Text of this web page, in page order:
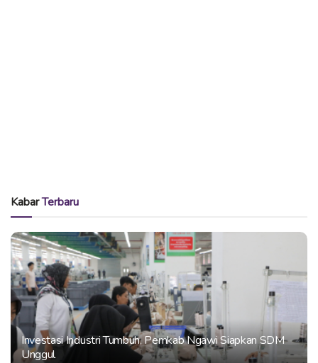
KabarTerbaru
Investasi Industri Tumbuh, Pemkab Ngawi Siapkan SDM
Unggul